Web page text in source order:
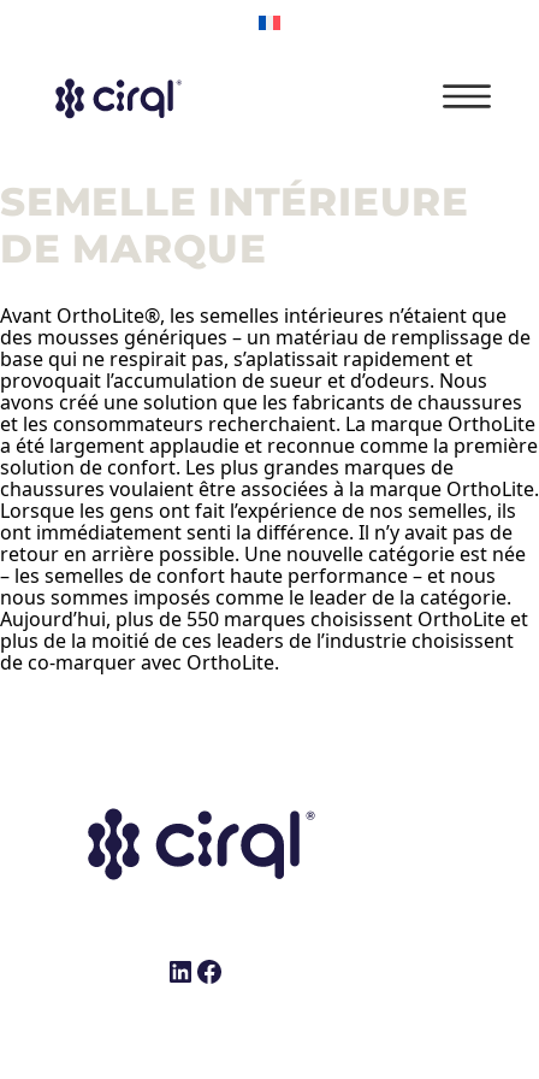
SEMELLE INTÉRIEURE
DE MARQUE
Avant OrthoLite®, les semelles intérieures n’étaient que
des mousses génériques – un matériau de remplissage de
base qui ne respirait pas, s’aplatissait rapidement et
provoquait l’accumulation de sueur et d’odeurs. Nous
avons créé une solution que les fabricants de chaussures
et les consommateurs recherchaient. La marque OrthoLite
a été largement applaudie et reconnue comme la première
solution de confort. Les plus grandes marques de
chaussures voulaient être associées à la marque OrthoLite.
Lorsque les gens ont fait l’expérience de nos semelles, ils
ont immédiatement senti la différence. Il n’y avait pas de
retour en arrière possible. Une nouvelle catégorie est née
– les semelles de confort haute performance – et nous
nous sommes imposés comme le leader de la catégorie.
Aujourd’hui, plus de 550 marques choisissent OrthoLite et
plus de la moitié de ces leaders de l’industrie choisissent
de co-marquer avec OrthoLite.
LinkedIn
Facebook